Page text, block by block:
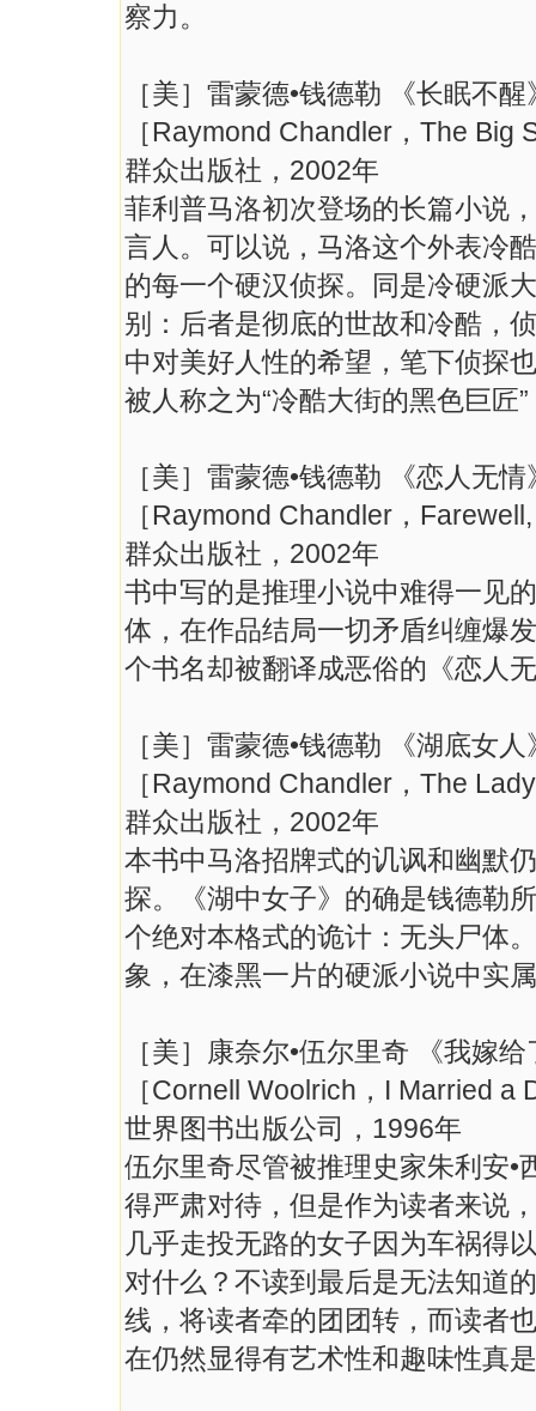
察力。
［美］雷蒙德•钱德勒 《长眠不醒
［Raymond Chandler，The Big
群众出版社，2002年
菲利普马洛初次登场的长篇小说
言人。可以说，马洛这个外表冷
的每一个硬汉侦探。同是冷硬派
别：后者是彻底的世故和冷酷，
中对美好人性的希望，笔下侦探
被人称之为“冷酷大街的黑色巨匠
［美］雷蒙德•钱德勒 《恋人无情
［Raymond Chandler，
群众出版社，2002年
书中写的是推理小说中难得一见
体，在作品结局一切矛盾纠缠爆
个书名却被翻译成恶俗的《恋人
［美］雷蒙德•钱德勒 《湖底女人
［Raymond Chandler，The
群众出版社，2002年
本书中马洛招牌式的讥讽和幽默
探。《湖中女子》的确是钱德勒
个绝对本格式的诡计：无头尸体
象，在漆黑一片的硬派小说中实
［美］康奈尔•伍尔里奇 《我嫁
［Cornell Woolrich，I Married a
世界图书出版公司，1996年
伍尔里奇尽管被推理史家朱利安
得严肃对待，但是作为读者来说
几乎走投无路的女子因为车祸得
对什么？不读到最后是无法知道
线，将读者牵的团团转，而读者
在仍然显得有艺术性和趣味性真